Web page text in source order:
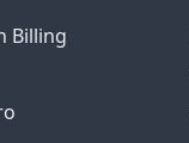
Billing